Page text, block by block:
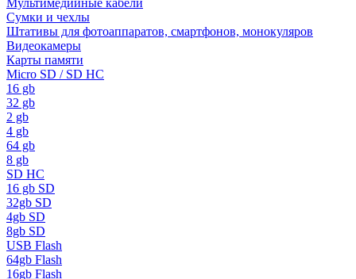
Мультимедийные кабели
Сумки и чехлы
Штативы для фотоаппаратов, смартфонов, монокуляров
Видеокамеры
Карты памяти
Micro SD / SD HC
16 gb
32 gb
2 gb
4 gb
64 gb
8 gb
SD HC
16 gb SD
32gb SD
4gb SD
8gb SD
USB Flash
64gb Flash
16gb Flash